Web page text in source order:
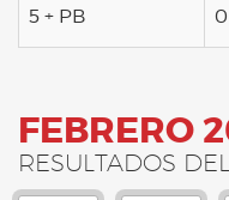
5 + PB 0
FEBRERO
RESULTADOS